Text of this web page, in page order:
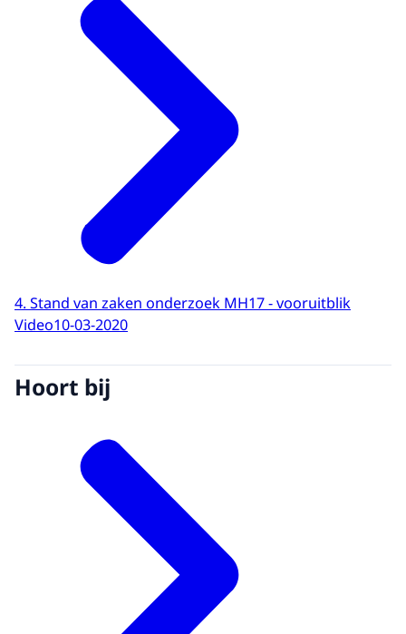
4. Stand van zaken onderzoek MH17 - vooruitblik
Video10-03-2020
Hoort bij